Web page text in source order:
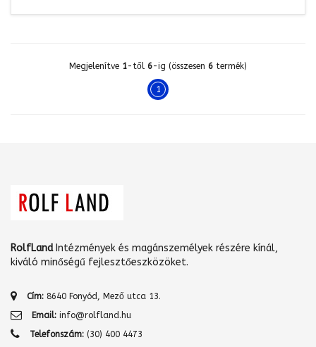
Megjelenítve 1-től 6-ig (összesen 6 termék)
1
RolfLandIntézmények és magánszemélyek részére kínál,
kiváló minőségű fejlesztőeszközöket.
Cím: 8640 Fonyód, Mező utca 13.
Email: info@rolfland.hu
Telefonszám: (30) 400 4473